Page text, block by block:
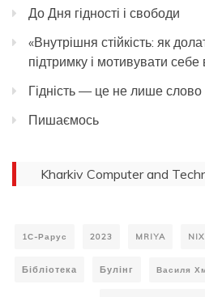
До Дня гідності і свободи
«Внутрішня стійкість: як
підтримку і мотивувати
Гідність — це не лише слово
Пишаємось
Kharkiv Computer and
1С-Рарус 2023 MRIYA
Бібліотека Булінг Василя